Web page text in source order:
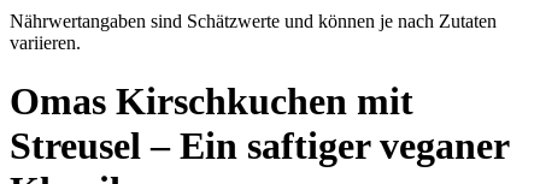
Nährwertangaben sind Schätzwerte und können je nach Zutaten
variieren.
Omas Kirschkuchen mit
Streusel – Ein saftiger veganer